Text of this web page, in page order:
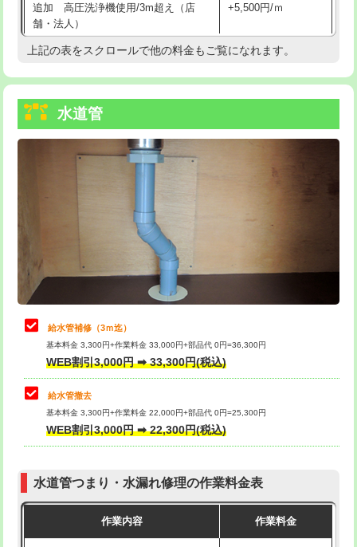
給水管工事※（塩ビ管（VP・HI）使
用/3ｍまで)
33,000円
給水管工事※（塩ビ管（VP・HI）使
+8,800円
給水管工事※（ライニング鋼管・銅
管・ポリ管・HT管使用/3ｍまで)
給水管工事※（ライニング鋼管・銅
管・ポリ管・HT管使用/3ｍ超え)
排水管工事（土の掘削・埋め戻し作
11,000円~
排水管工事（排水管工事/3ｍまで） 55,000円
排水管工事（追加 排水管工事/3ｍ超
マス交換（土の掘削・埋め戻し作業）
マス交換（深さ50㎝未満）
マス交換（深さ50㎝以上）
コンクリート斫り（厚さ10㎝まで）
モルタル補修（厚さ10㎝超え） 38,500円
追加 高圧洗浄機使用/3m超え（店
舗・法人）
+5,500円/ｍ
高度高圧洗浄換 現地調査
トーラー機使用/3mまで
追加トーラー機使用/3m超え
33,000円
8,800円
止水・漏水調査・防水処理・清掃・修
理・調整・分解・加工など（軽作業）
11,000円
止水・漏水調査・防水処理・清掃・修
理・調整・分解・加工など（中作業）
止水・漏水調査・防水処理・清掃・修
理・調整・分解・加工など（重作業）
33,000円
その他部品の脱着
交換・取付（タンク）
式）)
式・ワンホール）)
上記の表をスクロールで他の料金もご覧になれます。
水道管
給水管補修（3ｍ迄）
基本料金 3,300円+作業料金 33,000円+部品代 0円=36,300円
WEB割引3,000円 ➡ 33,300円(税込)
給水管撤去
基本料金 3,300円+作業料金 22,000円+部品代 0円=25,300円
WEB割引3,000円 ➡ 22,300円(税込)
水道管つまり・水漏れ修理の作業料金表
作業内容 作業料金